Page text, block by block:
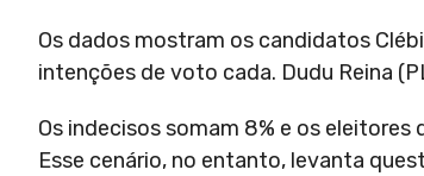
Os dados mostram os candidatos
intenções de voto cada. Dudu Reina
Os indecisos somam 8% e os
Esse cenário, no entanto, levanta